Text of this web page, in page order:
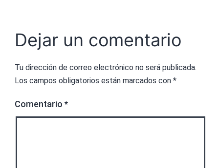
Dejar un comentario
Tu dirección de correo electrónico no será publicada.
Los campos obligatorios están marcados con *
Comentario *